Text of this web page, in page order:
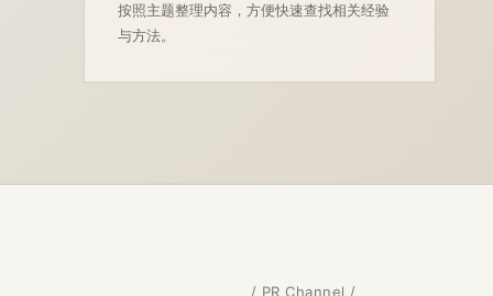
按照主题整理内容，方便快速查找相关经验
与方法。
/ PR Channel /